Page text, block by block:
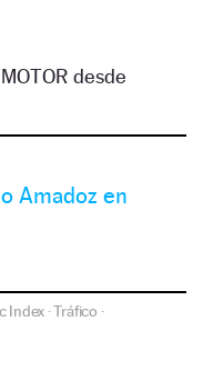
desde
Amadoz en
Index ·Tráfico ·